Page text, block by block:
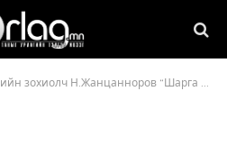
Н.Жанцанноров “Шарга Даага” киноны тухай өгүүллээ